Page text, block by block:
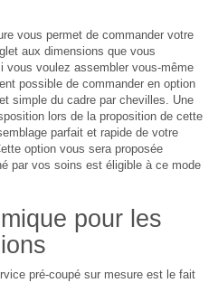
vous permet de commander votre
aux dimensions que vous
vous voulez assembler vous-même
possible de commander en option
simple du cadre par chevilles. Une
lors de la proposition de cette
parfait et rapide de votre
option vous sera proposée
par vos soins est éligible à ce mode
pour les
pré-coupé sur mesure est le fait